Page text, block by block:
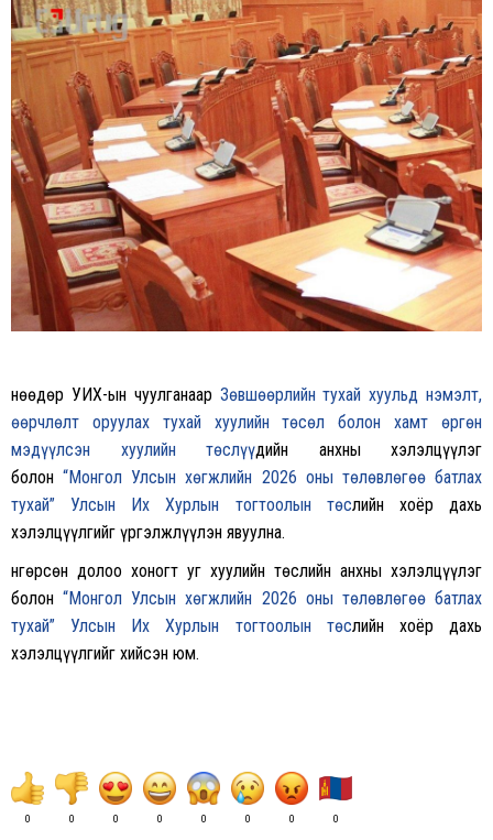
on
Facebook
on
Twitter
Өнөөдөр УИХ-ын чуулганаар Зөвшөөрлийн тухай хуульд нэмэлт,
өөрчлөлт оруулах тухай хуулийн төсөл болон хамт өргөн
мэдүүлсэн хуулийн төслүүдийн анхны хэлэлцүүлэг
болон“Монгол Улсын хөгжлийн 2026 оны төлөвлөгөө батлах
тухай” Улсын Их Хурлын тогтоолын төслийн хоёр дахь
хэлэлцүүлгийг үргэлжлүүлэн явуулна.
Өнгөрсөн долоо хоногт уг хуулийн төслийн анхны хэлэлцүүлэг
болон“Монгол Улсын хөгжлийн 2026 оны төлөвлөгөө батлах
тухай” Улсын Их Хурлын тогтоолын төслийн хоёр дахь
хэлэлцүүлгийг хийсэн юм.
0 0 0 0 0 0 0 0